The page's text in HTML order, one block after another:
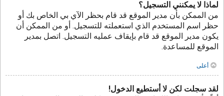
لماذا لا يمكنني التسجيل؟
من الممكن بأن مدير الموقع قد قام بحظر الآي بي الخاص بك أو
حظر اسم المستخدم الذي استعملته للتسجيل. أو من الممكن أن
يكون مدير الموقع قد قام بإيقاف عمليه التسجيل. اتصل بمدير
الموقع للمساعدة.
أعلى
لقد سجلت لكن لا أستطيع الدخول!